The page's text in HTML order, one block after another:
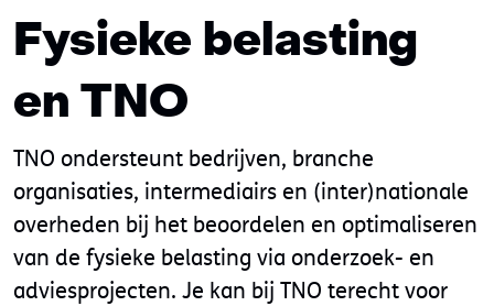
Fysieke belasting
en TNO
TNO ondersteunt bedrijven, branche
organisaties, intermediairs en (inter)nationale
overheden bij het beoordelen en optimaliseren
van de fysieke belasting via onderzoek- en
adviesprojecten. Je kan bij TNO terecht voor